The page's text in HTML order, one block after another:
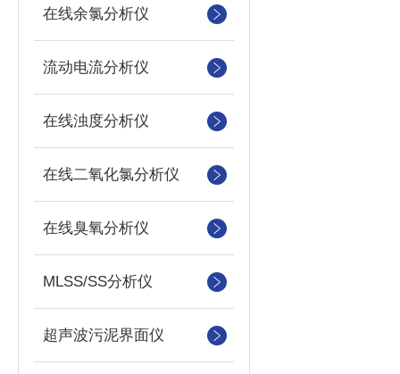
在线余氯分析仪
流动电流分析仪
在线浊度分析仪
在线二氧化氯分析仪
在线臭氧分析仪
MLSS/SS分析仪
超声波污泥界面仪